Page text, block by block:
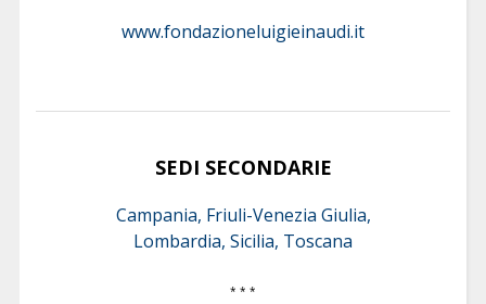
www.fondazioneluigieinaudi.it
SEDI SECONDARIE
Campania, Friuli-Venezia Giulia,
Lombardia, Sicilia, Toscana
* * *